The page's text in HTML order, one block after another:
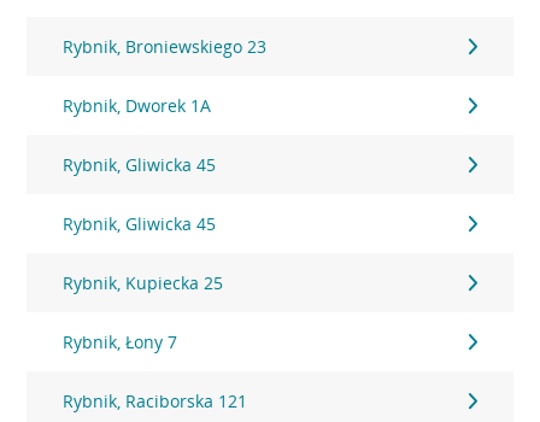
Rybnik, Broniewskiego 23
Rybnik, Dworek 1A
Rybnik, Gliwicka 45
Rybnik, Gliwicka 45
Rybnik, Kupiecka 25
Rybnik, Łony 7
Rybnik, Raciborska 121